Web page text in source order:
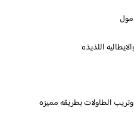
اللذيذه
الطاولات بطريقه مميزه